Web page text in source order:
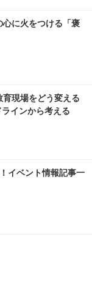
心に火をつける「褒
育現場をどう変える
インから考える
イベント情報記事一